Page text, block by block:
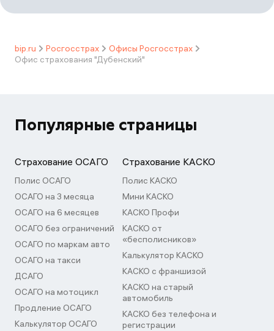
bip.ru Росгосстрах
Офисы Росгосстрах
Офис страхования "Дубенский"
Популярные страницы
Страхование ОСАГО
Полис ОСАГО
ОСАГО на 3 месяца
ОСАГО на 6 месяцев
ОСАГО без ограничений
ОСАГО по маркам авто
ОСАГО на такси
ДСАГО
ОСАГО на мотоцикл
Продление ОСАГО
Калькулятор ОСАГО
Страхование КАСКО
Полис КАСКО
Мини КАСКО
КАСКО Профи
КАСКО от
«бесполисников»
Калькулятор КАСКО
КАСКО с франшизой
КАСКО на старый
автомобиль
КАСКО без телефона и
регистрации